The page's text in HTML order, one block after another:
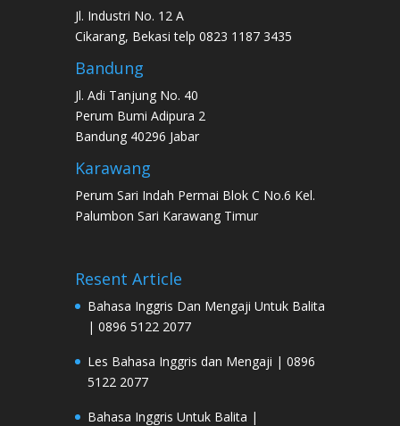
Jl. Industri No. 12 A
Cikarang, Bekasi telp 0823 1187 3435
Bandung
Jl. Adi Tanjung No. 40
Perum Bumi Adipura 2
Bandung 40296 Jabar
Karawang
Perum Sari Indah Permai Blok C No.6 Kel.
Palumbon Sari Karawang Timur
Resent Article
Bahasa Inggris Dan Mengaji Untuk Balita
| 0896 5122 2077
Les Bahasa Inggris dan Mengaji | 0896
5122 2077
Bahasa Inggris Untuk Balita |